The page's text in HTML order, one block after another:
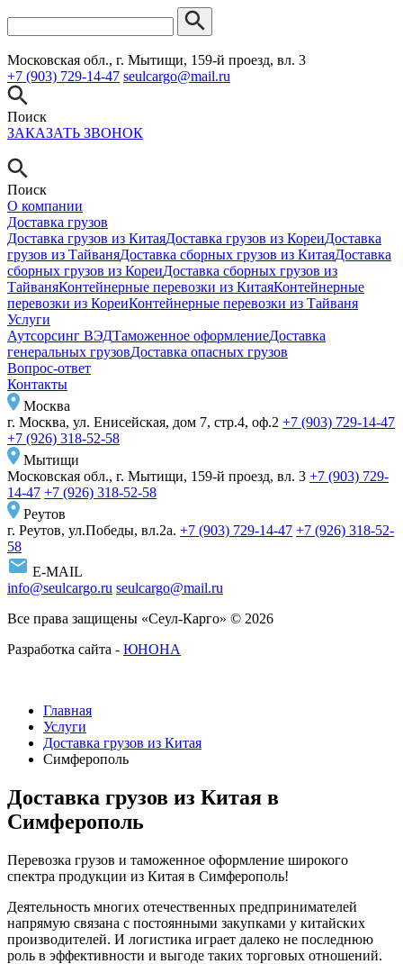
Московская обл., г. Мытищи, 159-й проезд, вл. 3
+7 (903) 729-14-47 seulcargo@mail.ru
Поиск
ЗАКАЗАТЬ ЗВОНОК
Поиск
О компании
Доставка грузов
Доставка грузов из КитаяДоставка грузов из КореиДоставка
грузов из ТайваняДоставка сборных грузов из КитаяДоставка
сборных грузов из КореиДоставка сборных грузов из
ТайваняКонтейнерные перевозки из КитаяКонтейнерные
перевозки из КореиКонтейнерные перевозки из Тайваня
Услуги
Аутсорсинг ВЭДТаможенное оформлениеДоставка
генеральных грузовДоставка опасных грузов
Вопрос-ответ
Контакты
Москва
г. Москва, ул. Енисейская, дом 7, стр.4, оф.2 +7 (903) 729-14-47
+7 (926) 318-52-58
Мытищи
Московская обл., г. Мытищи, 159-й проезд, вл. 3 +7 (903) 729-
14-47 +7 (926) 318-52-58
Реутов
г. Реутов, ул.Победы, вл.2а. +7 (903) 729-14-47 +7 (926) 318-52-
58
E-MAIL
info@seulcargo.ru seulcargo@mail.ru
Все права защищены «Сеул-Карго» © 2026
Разработка сайта - ЮНОНА
Главная
Услуги
Доставка грузов из Китая
Симферополь
Доставка грузов из Китая в
Симферополь
Перевозка грузов и таможенное оформление широкого
спектра продукции из Китая в Симферополь!
Деятельность многих отечественных предпринимателей
напрямую связана с постоянными закупками у китайских
производителей. И логистика играет далеко не последнюю
роль в эффективности и выгоде таких торговых отношений.